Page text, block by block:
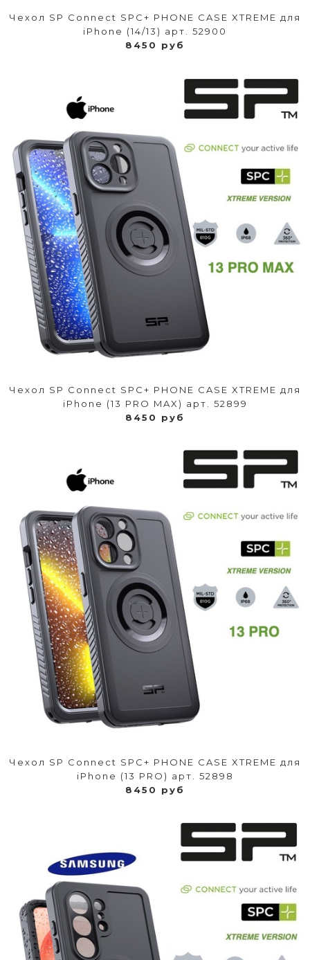
Чехол SP Connect SPC+ PHONE CASE XTREME для
iPhone (14/13) арт. 52900
8450 руб
Чехол SP Connect SPC+ PHONE CASE XTREME для
iPhone (13 PRO MAX) арт. 52899
8450 руб
Чехол SP Connect SPC+ PHONE CASE XTREME для
iPhone (13 PRO) арт. 52898
8450 руб